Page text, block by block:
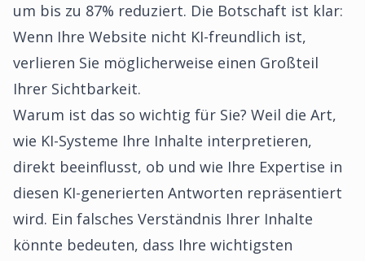
um bis zu 87% reduziert. Die Botschaft ist klar:
Wenn Ihre Website nicht KI-freundlich ist,
verlieren Sie möglicherweise einen Großteil
Ihrer Sichtbarkeit.
Warum ist das so wichtig für Sie? Weil die Art,
wie KI-Systeme Ihre Inhalte interpretieren,
direkt beeinflusst, ob und wie Ihre Expertise in
diesen KI-generierten Antworten repräsentiert
wird. Ein falsches Verständnis Ihrer Inhalte
könnte bedeuten, dass Ihre wichtigsten